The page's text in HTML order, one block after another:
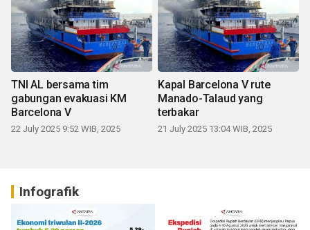
TNI AL bersama tim
gabungan evakuasi KM
Barcelona V
22 July 2025 9:52 WIB, 2025
Kapal Barcelona V rute
Manado-Talaud yang
terbakar
21 July 2025 13:04 WIB, 2025
Infografik